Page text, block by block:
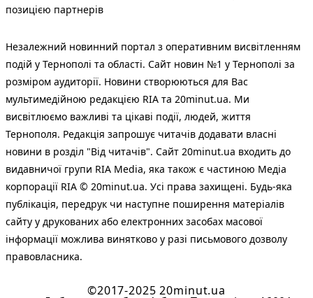
позицією партнерів
Незалежний новинний портал з оперативним висвітленням
подій у Тернополі та області. Сайт новин №1 у Тернополі за
розміром аудиторії. Новини створюються для Вас
мультимедійною редакцією RIA та 20minut.ua. Ми
висвітлюємо важливі та цікаві події, людей, життя
Тернополя. Редакція запрошує читачів додавати власні
новини в розділ "Від читачів". Сайт 20minut.ua входить до
видавничої групи RIA Media, яка також є частиною Медіа
корпорації RIA © 20minut.ua. Усі права захищені. Будь-яка
публiкацiя, передрук чи наступне поширення матеріалів
сайту у друкованих або електронних засобах масової
інформації можлива винятково у разі письмового дозволу
правовласника.
©2017-2025 20minut.ua